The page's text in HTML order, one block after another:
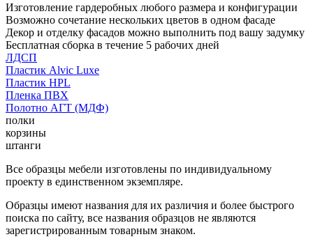
Изготовление гардеробных любого размера и конфигурации
Возможно сочетание нескольких цветов в одном фасаде
Декор и отделку фасадов можно выполнить под вашу задумку
Бесплатная сборка в течение 5 рабочих дней
ЛДСП
Пластик Alvic Luxe
Пластик HPL
Пленка ПВХ
Полотно АГТ (МДФ)
полки
корзины
штанги
Все образцы мебели изготовлены по индивидуальному
проекту в единственном экземпляре.
Образцы имеют названия для их различия и более быстрого
поиска по сайту, все названия образцов не являются
зарегистрированным товарным знаком.